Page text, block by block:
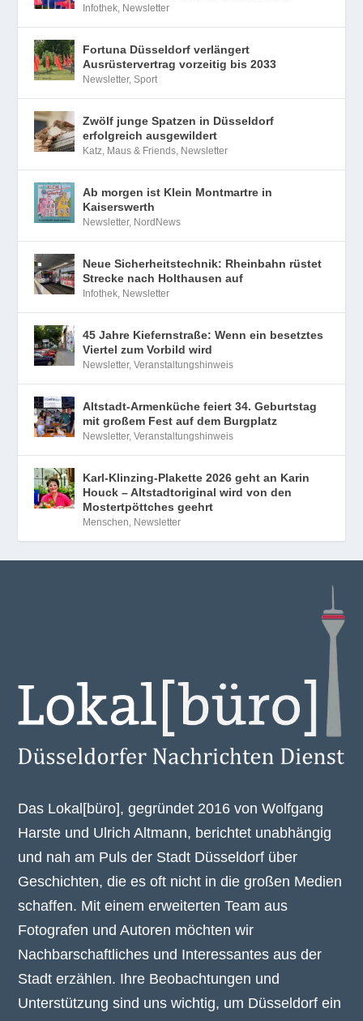
Infothek Newsletter
Fortuna Düsseldorf verlängert
Ausrüstervertrag vorzeitig bis 2033
Newsletter,Sport
Zwölf junge Spatzen in Düsseldorf
erfolgreich ausgewildert
Katz, Maus & Friends Newsletter
Ab morgen ist Klein Montmartre in
Kaiserswerth
Newsletter, NordNews
Neue Sicherheitstechnik: Rheinbahn rüstet
Strecke nach Holthausen auf
Infothek Newsletter
45 Jahre Kiefernstraße: Wenn ein besetztes
Viertel zum Vorbild wird
Newsletter,Veranstaltungshinweis
Altstadt-Armenküche feiert 34. Geburtstag
mit großem Fest auf dem Burgplatz
Newsletter,Veranstaltungshinweis
Karl-Klinzing-Plakette 2026 geht an Karin
Houck – Altstadtoriginal wird von den
Mostertpöttches geehrt
Menschen Newsletter
Das Lokal[büro], gegründet 2016 von Wolfgang
Harste und Ulrich Altmann, berichtet unabhängig
und nah am Puls der Stadt Düsseldorf über
Geschichten, die es oft nicht in die großen Medien
schaffen. Mit einem erweiterten Team aus
Fotografen und Autoren möchten wir
Nachbarschaftliches und Interessantes aus der
Stadt erzählen. Ihre Beobachtungen und
Unterstützung sind uns wichtig, um Düsseldorf ein